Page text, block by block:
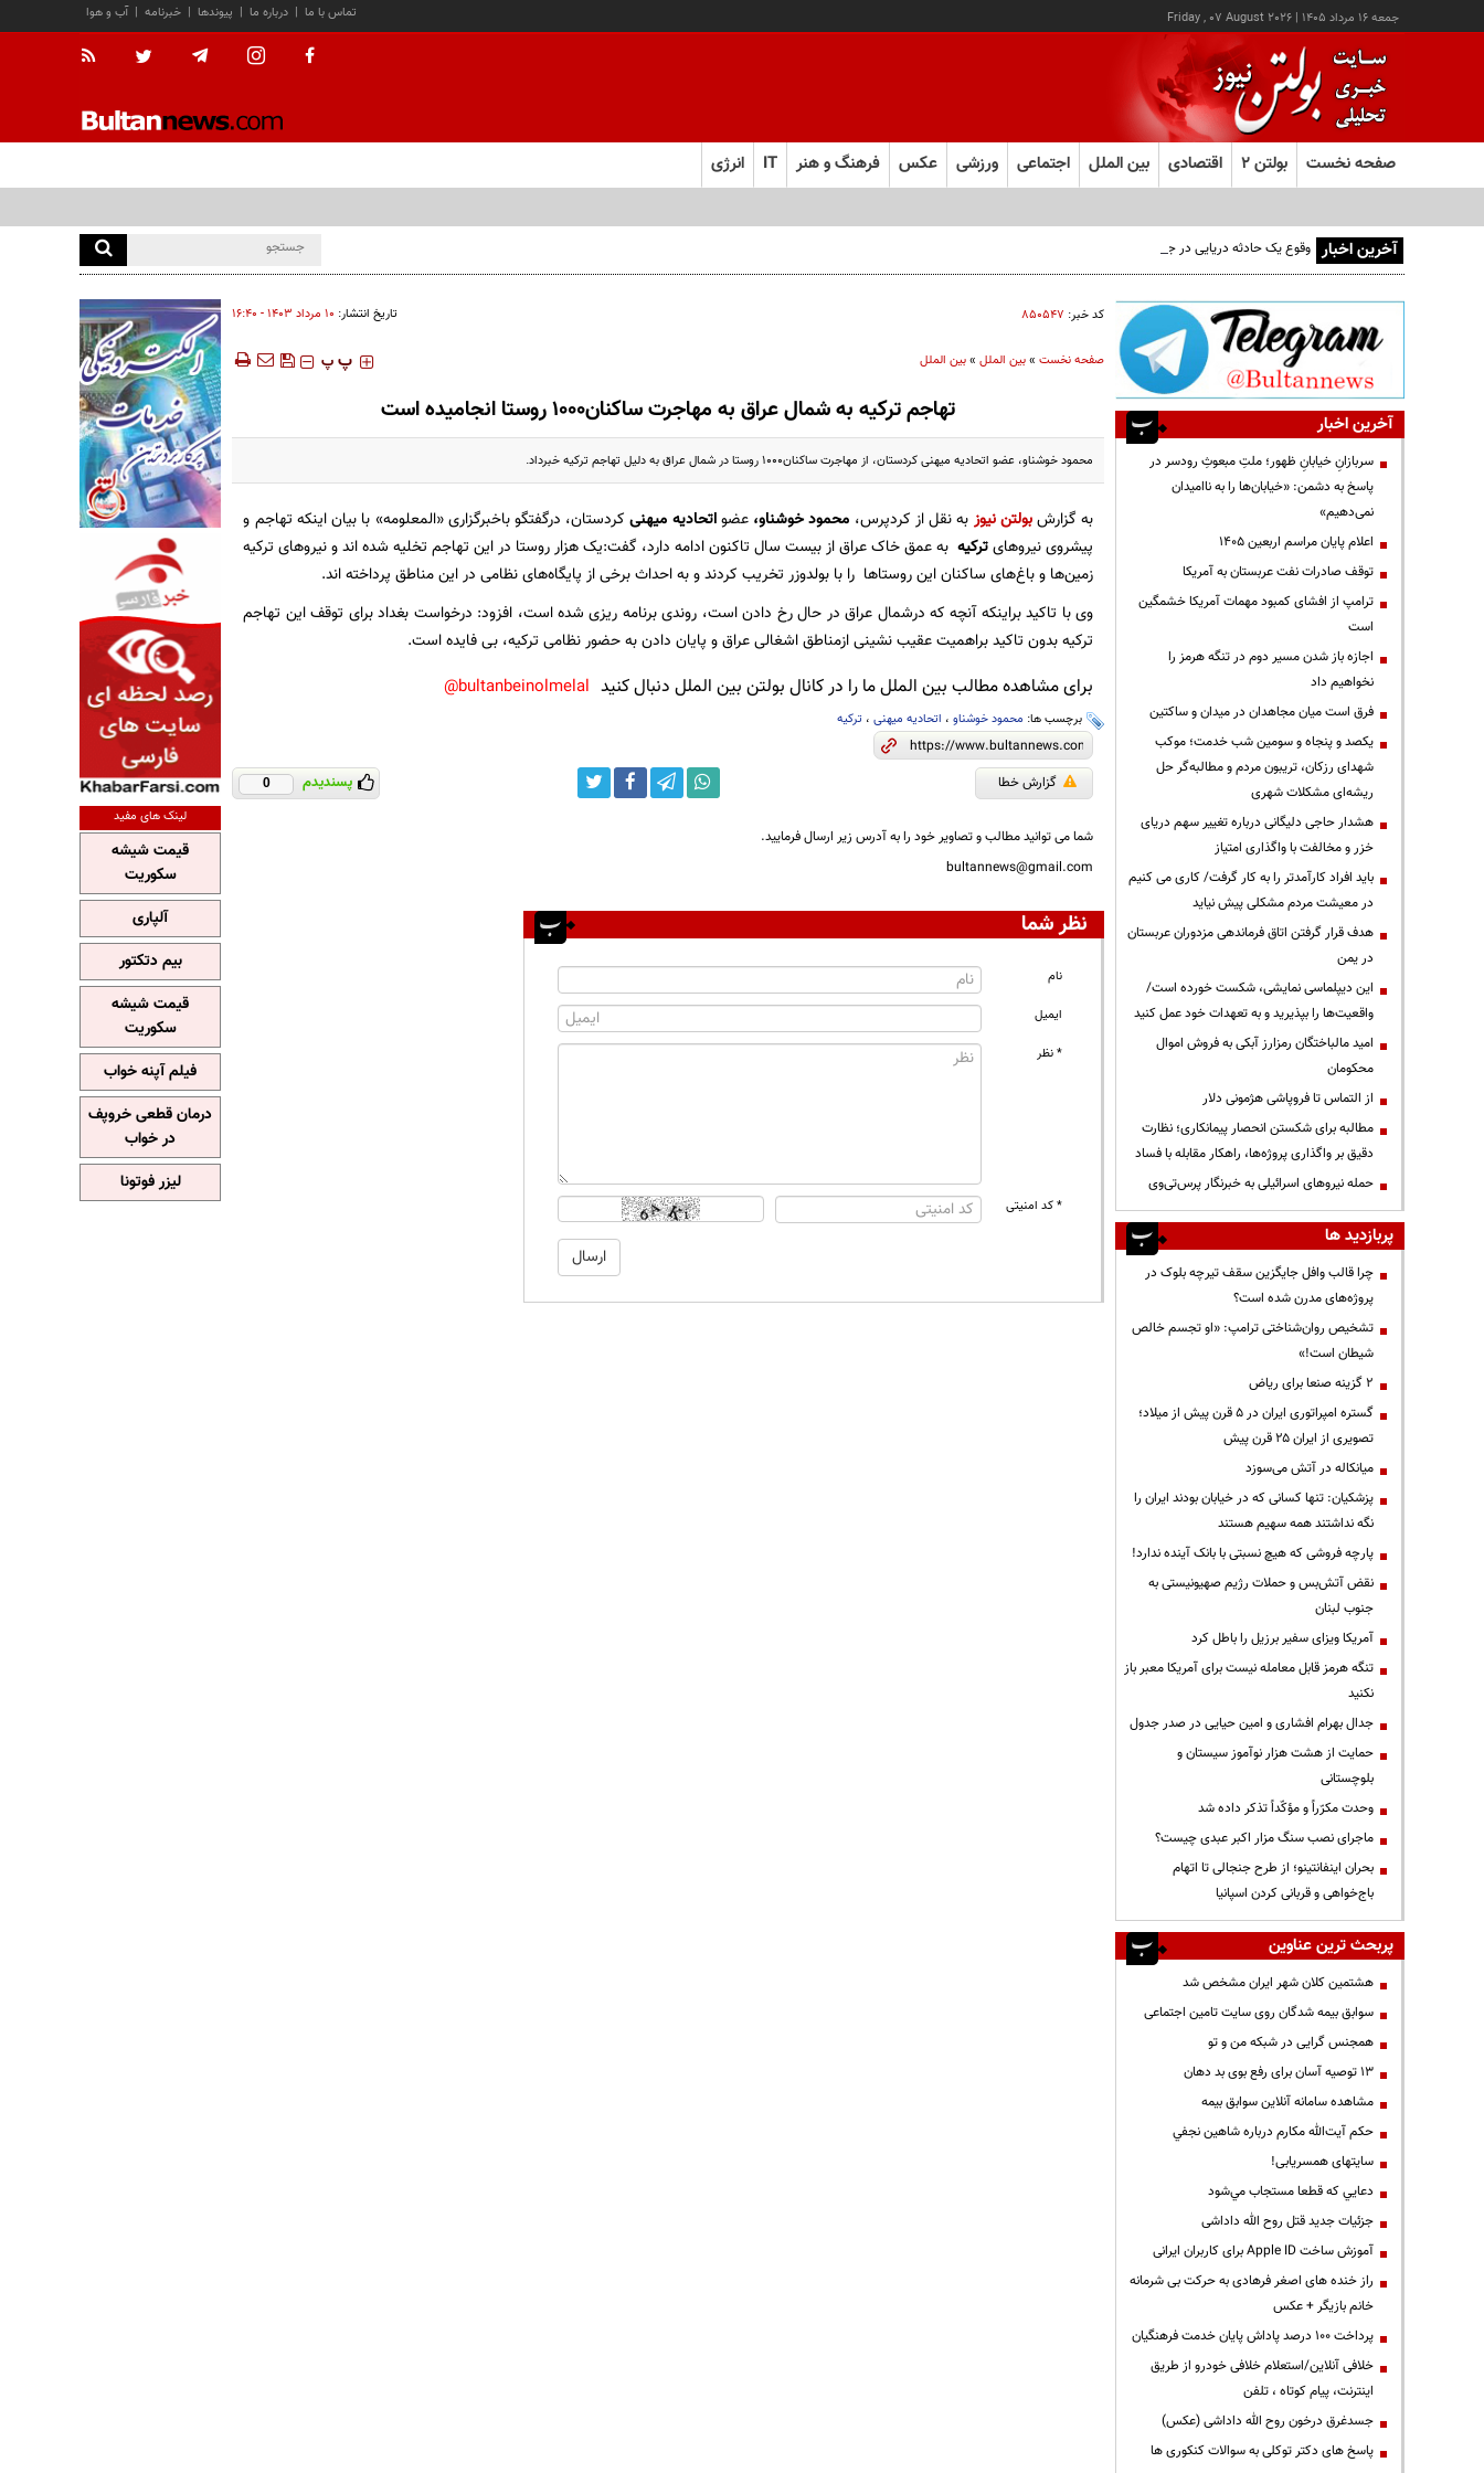
جمعه ۱۶ مرداد ۱۴۰۵ |
Friday , 07 August 2026 آب و هوا | خبرنامه | پیوندها | درباره ما | تماس با ما
صفحه نخست بولتن ۲ اقتصادی بین الملل اجتماعی ورزشی عکس فرهنگ و هنر IT انرژی
آخرین اخبار وقوع یک حادثه دریایی در جنوب شرق عدن
کد خبر: ۸۵۰۵۴۷ تاریخ انتشار: ۱۰ مرداد ۱۴۰۳ - ۱۶:۴۰
صفحه نخست»بین الملل»بین الملل ‍‍‍ پ پ
تهاجم ترکیه به شمال عراق به مهاجرت ساکنان۱۰۰۰ روستا انجامیده است
محمود خوشناو، عضو اتحادیه میهنی کردستان، از مهاجرت ساکنان۱۰۰۰ روستا در شمال عراق به دلیل تهاجم ترکیه خبرداد.
به گزارشبولتن نیوز به نقل از کردپرس، محمود خوشناو، عضواتحادیه میهنیکردستان، درگفتگو باخبرگزاری «المعلومه» با بیان اینکه تهاجم و
پیشروی نیروهایترکیه به عمق خاک عراق از بیست سال تاکنون ادامه دارد، گفت:یک هزار روستا در این تهاجم تخلیه شده اند و نیروهای ترکیه
زمین‌ها و باغ‌های ساکنان این روستاها را با بولدوزر تخریب کردند و به احداث برخی از پایگاه‌های نظامی در این مناطق پرداخته اند.
وی با تاکید براینکه آنچه که درشمال عراق در حال رخ دادن است، روندی برنامه ریزی شده است، افزود: درخواست بغداد برای توقف این تهاجم
ترکیه بدون تاکید براهمیت عقیب نشینی ازمناطق اشغالی عراق و پایان دادن به حضور نظامی ترکیه، بی فایده است.
برای مشاهده مطالب بین الملل ما را در کانال بولتن بین الملل دنبال کنید bultanbeinolmelal@
برچسب ها: محمود خوشناو، اتحادیه میهنی، ترکیه
گزارش خطا پسندیدم 0
شما می توانید مطالب و تصاویر خود را به آدرس زیر ارسال فرمایید.
bultannews@gmail.com
نظر شما
نام
ایمیل
* نظر
* کد امنیتی
آخرین اخبار
سربازانِ خیابانِ ظهور؛ ملتِ مبعوثِ رودسر در
پاسخ به دشمن: «خیابان‌ها را به ناامیدان
نمی‌دهیم»
اعلام پایان مراسم اربعین ۱۴۰۵
توقف صادرات نفت عربستان به آمریکا
ترامپ از افشای کمبود مهمات آمریکا خشمگین
است
اجازه باز شدن مسیر دوم در تنگه هرمز را
نخواهیم داد
فرق است میان مجاهدان در میدان و ساکتین
یکصد و پنجاه و سومین شب خدمت؛ موکب
شهدای رزکان، تریبون مردم و مطالبه‌گر حل
ریشه‌ای مشکلات شهری
هشدار حاجی دلیگانی درباره تغییر سهم دریای
خزر و مخالفت با واگذاری امتیاز
باید افراد کارآمدتر را به کار گرفت/ کاری می کنیم
در معیشت مردم مشکلی پیش نیاید
هدف قرار گرفتن اتاق‌ فرماندهی مزدوران عربستان
در یمن
این دیپلماسی نمایشی، شکست خورده است/
واقعیت‌ها را بپذیرید و به تعهدات خود عمل کنید
امید مالباختگان رمزارز آبکی به فروش اموال
محکومان
از التماس تا فروپاشی هژمونی دلار
مطالبه برای شکستن انحصار پیمانکاری؛ نظارت
دقیق بر واگذاری پروژه‌ها، راهکار مقابله با فساد
حمله نیروهای اسرائیلی به خبرنگار پرس‌تی‌وی
پربازدید ها
چرا قالب وافل جایگزین سقف تیرچه بلوک در
پروژه‌های مدرن شده است؟
تشخیص روان‌شناختی ترامپ: «او تجسم خالص
شیطان است!»
۲ گزینه صنعا برای ریاض
گستره امپراتوری ایران در ۵ قرن پیش از میلاد؛
تصویری از ایران ۲۵ قرن پیش
میانکاله در آتش می‌سوزد
پزشکیان: تنها کسانی که در خیابان بودند ایران را
نگه نداشتند همه سهیم هستند
پارچه فروشی که هیچ نسبتی با بانک آینده ندارد!
نقض آتش‌بس و حملات رژیم صهیونیستی به
جنوب لبنان
آمریکا ویزای سفیر برزیل را باطل کرد
تنگه هرمز قابل معامله نیست برای آمریکا معبر باز
نکنید
جدال بهرام افشاری و امین حیایی در صدر جدول
حمایت از هشت هزار نوآموز سیستان و
بلوچستانی
وحدت مکرّراً و مؤکّداً تذکر داده شد
ماجرای نصب سنگ مزار اکبر عبدی چیست؟
بحران اینفانتینو؛ از طرح جنجالی تا اتهام
باج‌خواهی و قربانی کردن اسپانیا
پربحث ترین عناوین
هشتمین کلان شهر ایران مشخص شد
سوابق بیمه شدگان روی سایت تامین اجتماعی
همجنس گرایی در شبکه من و تو
13 توصیه آسان برای رفع بوی بد دهان
مشاهده سامانه آنلاين سوابق بیمه
حكم آيت‌الله مكارم درباره شاهين نجفي
سایتهای همسریابی!
دعايي كه قطعا مستجاب مي‌شود
جزئیات جدید قتل روح الله داداشی
آموزش ساخت Apple ID برای کاربران ایرانی
راز خنده های اصغر فرهادی به حرکت بی شرمانه
خانم بازیگر + عکس
پرداخت ۱۰۰ درصد پاداش پایان خدمت فرهنگیان
خلافی آنلاین/استعلام خلافی خودرو از طریق
اینترنت، پیام کوتاه ، تلفن
جسدغرق درخون روح الله داداشی (عکس)
پاسخ های دکتر توکلی به سوالات کنکوری ها
لینک های مفید
قیمت شیشه
سکوریت
آلپاری
بیم دتکتور
قیمت شیشه
سکوریت
فیلم آپنه خواب
درمان قطعی خروپف
در خواب
لیزر فوتونا